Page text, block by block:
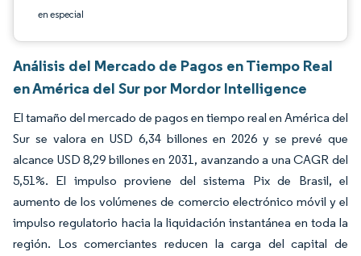
en especial
Análisis del Mercado de Pagos en Tiempo Real
en América del Sur por Mordor Intelligence
El tamaño del mercado de pagos en tiempo real en América del
Sur se valora en USD 6,34 billones en 2026 y se prevé que
alcance USD 8,29 billones en 2031, avanzando a una CAGR del
5,51%. El impulso proviene del sistema Pix de Brasil, el
aumento de los volúmenes de comercio electrónico móvil y el
impulso regulatorio hacia la liquidación instantánea en toda la
región. Los comerciantes reducen la carga del capital de